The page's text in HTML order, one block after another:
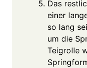
Das
einer
so lang
um die
Teigrolle